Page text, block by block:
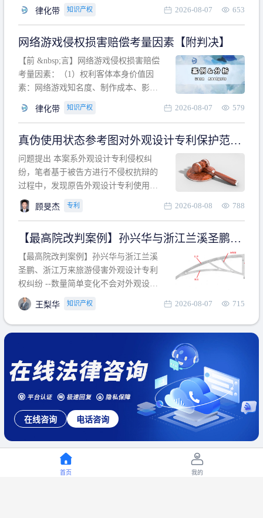
冲突。基于此，凡是因该外观设计的实
于该款规定的规制范畴。“合法权利”不宜
作狭义解释，一般情况下，只要依法享
有的、在本专利申请日之
律化带 知识产权 2026-08-07 653
网络游戏侵权损害赔偿考量因素【附判决】
【前 &nbsp;言】网络游戏侵权损害赔偿
考量因素：（1）权利客体本身价值因
素：网络游戏知名度、制作成本、影响
利角度因素：被诉侵权游戏销售数量、
人数、活跃人数、市场占用率；（3）被
告主观因素：被告的主观恶意、是否明
知或应知、是否有
律化带 知识产权 2026-08-07 579
真伪使用状态参考图对外观设计专利保护范围
的影响
问题提出 本案系外观设计专利侵权纠
纷，笔者基于被告方进行不侵权抗辩的
过程中，发现原告外观设计专利使用状
态参考图中的外观设计与被告涉案商品
的视觉效果存在显著区别。故就使用状
保护范围确定进行了研究，将办案体会
与研究过程记录如下： 简要结论： 笔者
提出使用状态参考图应以
顾旻杰 专利 2026-08-08 788
【最高院改判案例】孙兴华与浙江兰溪圣鹏、
浙江万来旅游侵害外观设计专利权纠纷
【最高院改判案例】孙兴华与浙江兰溪
圣鹏、浙江万来旅游侵害外观设计专利
权纠纷 --数量简单变化不会对外观设计
产生视觉影响，及现有设计抗辩与专利
无效再审改判可以执行回转 【承办律
师】 王梨华 浙江杭知桥律师事务所 【案
民再2
王梨华 知识产权 2026-08-07 715
在线咨询 电话咨询
首页 我的